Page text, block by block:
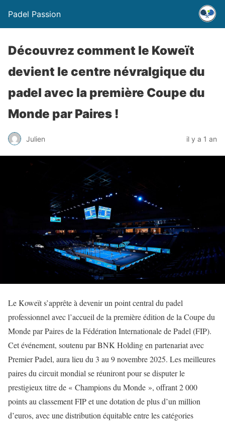
Padel Passion
Découvrez comment le Koweït
devient le centre névralgique du
padel avec la première Coupe du
Monde par Paires !
Julien il y a 1 an
Le Koweït s’apprête à devenir un point central du padel
professionnel avec l’accueil de la première édition de la Coupe du
Monde par Paires de la Fédération Internationale de Padel (FIP).
Cet événement, soutenu par BNK Holding en partenariat avec
Premier Padel, aura lieu du 3 au 9 novembre 2025. Les meilleures
paires du circuit mondial se réuniront pour se disputer le
prestigieux titre de « Champions du Monde », offrant 2 000
points au classement FIP et une dotation de plus d’un million
d’euros, avec une distribution équitable entre les catégories